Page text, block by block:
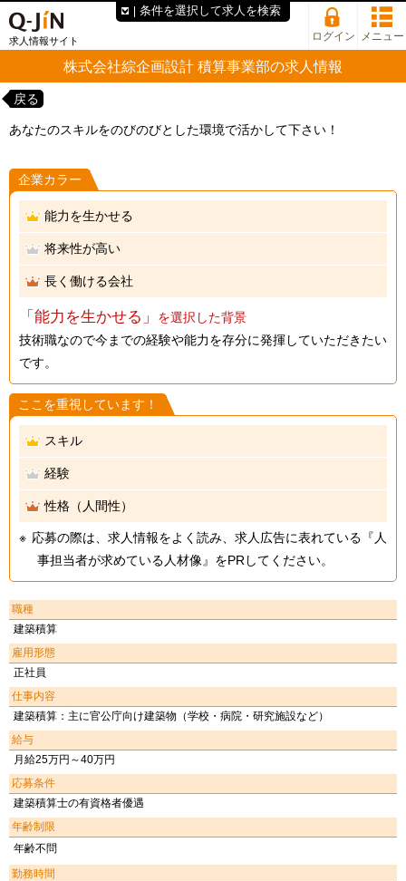
求人情報サイト ログイン メニュー
株式会社綜企画設計 積算事業部の求人情報
戻る
あなたのスキルをのびのびとした環境で活かして下さい！
企業カラー
能力を生かせる
将来性が高い
長く働ける会社
「能力を生かせる」
を選択した背景
技術職なので今までの経験や能力を存分に発揮していただきたい
です。
ここを重視しています！
スキル
経験
性格（人間性）
応募の際は、求人情報をよく読み、求人広告に表れている『人
事担当者が求めている人材像』をPRしてください。
職種
建築積算
雇用形態
正社員
仕事内容
建築積算：主に官公庁向け建築物（学校・病院・研究施設など）
給与
月給25万円～40万円
応募条件
建築積算士の有資格者優遇
年齢制限
年齢不問
勤務時間
条件を選択して求人を検索